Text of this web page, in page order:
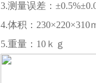
3.测量误差：
4.体积：230×220×310
5.重量：10ｋｇ